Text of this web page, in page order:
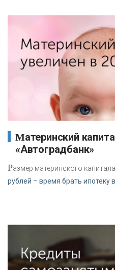
Материнский капитал в 2020 году -
«Автоградбанк»
Размер материнского
рублей – время брать ипотеку в